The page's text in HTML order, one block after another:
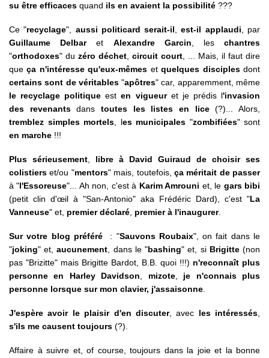
su être efficaces quand ils en avaient la possibilité ???
Ce "recyclage", aussi politicard serait-il ,est-il applaudi , par
Guillaume Delbaret Alexandre Garcin , leschantres
"orthodoxes" du zéro déchet circuit court , ... Mais, il faut dire
queça n'intéresse qu'eux-mêmes etquelques disciplesdont
certains sont de véritables"apôtres" car, apparemment, même
le recyclage politiqueest en vigueur et je prédis l'invasion
des revenantsdans toutes les listes en lice(?)... Alors,
tremblez simples mortels , les municipales "zombifiées" sont
en marche !!!
Plus sérieusement
libre à David Guiraud de choisir ses
colistiers et/ou "mentors" mais, toutefois, ça méritait de passer
à "l'Essoreuse"... Ah non, c'est à Karim Amrouni et, le gars bibi
(petit clin d'œil à "San-Antonio" aka Frédéric Dard), c'est "La
Vanneuse" et, premier déclaré premier à l'inaugurer.
Sur votre blog préféré: "Sauvons Roubaix", on fait dans le
"joking" et,aucunement , dans le "bashing" et, si Brigitte(non
pas "Brizitte" mais Brigitte Bardot, B.B. quoi !!!) n'reconnaît plus
personne en Harley Davidson
mizote, je n'connais plus
personne lorsque sur mon clavier, j'assaisonne
J'espère avoir le plaisir d'en discuter, avec les intéressés
s'ils me causent toujours (?).
Affaire à suivre et, of course, toujours dans la joie et la bonne